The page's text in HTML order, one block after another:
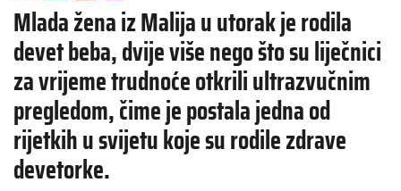
Mlada žena iz Malija u utorak je rodila
devet beba, dvije više nego što su liječnici
za vrijeme trudnoće otkrili ultrazvučnim
pregledom, čime je postala jedna od
rijetkih u svijetu koje su rodile zdrave
devetorke.